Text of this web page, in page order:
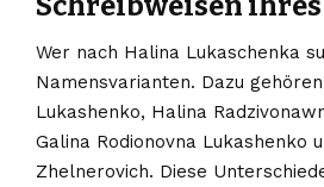
Wer nach Halina Lukaschenka
Namensvarianten. Dazu
Lukashenko, Halina
Galina Rodionovna Lukashenko
Zhelnerovich. Diese